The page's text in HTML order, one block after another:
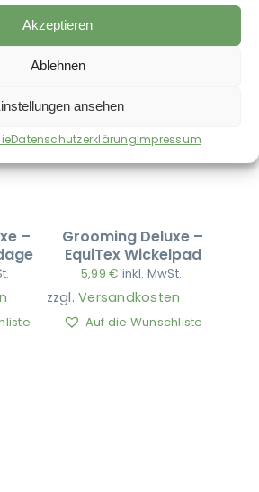
Akzeptieren
Ablehnen
ansehen
DatenschutzerklärungImpressum
–
Grooming Deluxe –
EquiTex Wickelpad
5,99€ inkl. MwSt.
zzgl.Versandkosten
Auf die Wunschliste